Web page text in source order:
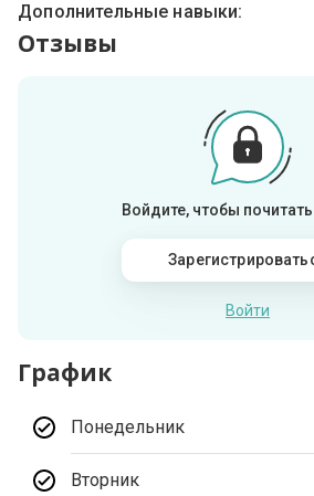
Дополнительные навыки:
Отзывы
Войдите, чтобы
Войти
График
Понедельник
Вторник